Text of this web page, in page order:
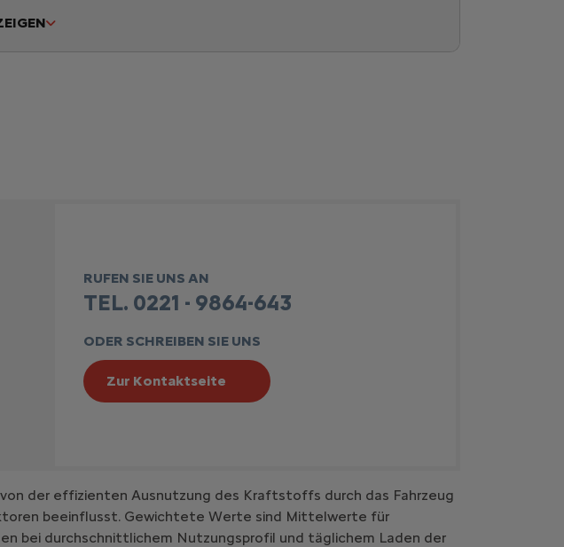
RUFEN SIE UNS AN
TEL. 0221 - 9864-643
ODER SCHREIBEN SIE UNS
Zur Kontaktseite
der effizienten Ausnutzung des Kraftstoffs durch das Fahrzeug
beeinflusst. Gewichtete Werte sind Mittelwerte für
bei durchschnittlichem Nutzungsprofil und täglichem Laden der